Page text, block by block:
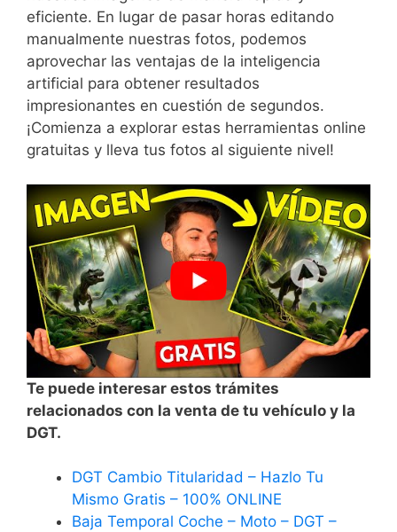
eficiente. En lugar de pasar horas editando
manualmente nuestras fotos, podemos
aprovechar las ventajas ‍de‍ la inteligencia
artificial para obtener resultados
impresionantes en cuestión de segundos.
¡Comienza a explorar estas herramientas online
gratuitas y lleva tus fotos al siguiente nivel!
Te puede interesar estos trámites
relacionados con la venta de tu vehículo y la
DGT.
DGT Cambio Titularidad – Hazlo Tu
Mismo Gratis – 100% ONLINE
Baja Temporal Coche – Moto – DGT –